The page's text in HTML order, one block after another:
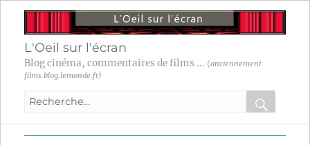
L'Oeil sur l'écran
Blog cinéma, commentaires de films ... (anciennement
films.blog.lemonde.fr)
Recherche
:
OK